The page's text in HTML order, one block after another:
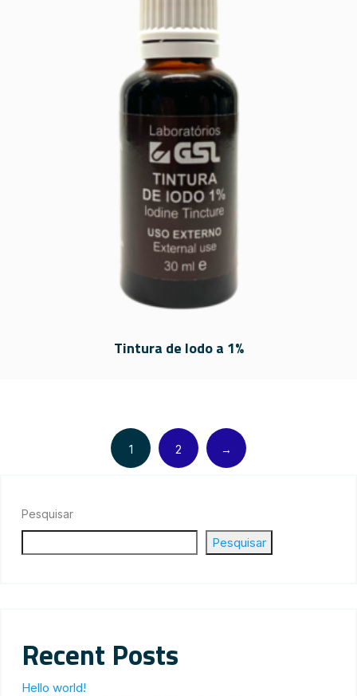
Tintura de Iodo a 1%
1 2 →
Pesquisar
Pesquisar
Recent Posts
Hello world!